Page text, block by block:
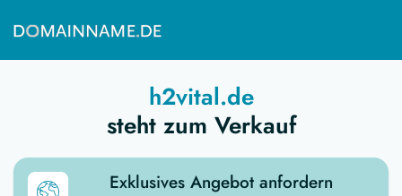
h2vital.de
steht zum Verkauf
Exklusives Angebot anfordern